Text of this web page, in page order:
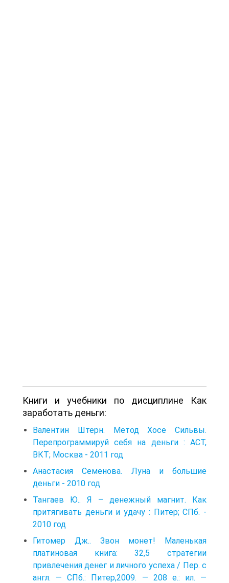
Книги и учебники по дисциплине Как
заработать деньги:
Валентин Штерн. Метод Хосе Сильвы.
Перепрограммируй себя на деньги : АСТ,
ВКТ; Москва - 2011 год
Анастасия Семенова. Луна и большие
деньги - 2010 год
Тангаев Ю.. Я – денежный магнит. Как
притягивать деньги и удачу : Питер; СПб. -
2010 год
Гитомер Дж.. Звон монет! Маленькая
платиновая книга: 32,5 стратегии
привлечения денег и личного успеха / Пер. с
англ. — СПб.: Питер,2009. — 208 е.: ил. —